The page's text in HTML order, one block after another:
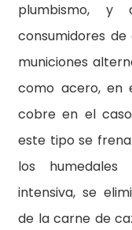
plumbismo,
consumidores
municiones
como acero, en
cobre en el
este tipo se
los
intensiva, se
de la carne de